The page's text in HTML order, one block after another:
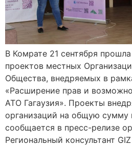
В Комрате 21 сентября
проектов местных
Общества, внедряемых в
«Расширение прав и
АТО Гагаузия». Проекты
организаций на общую сумму
сообщается в пресс-релизе
Региональный консультант